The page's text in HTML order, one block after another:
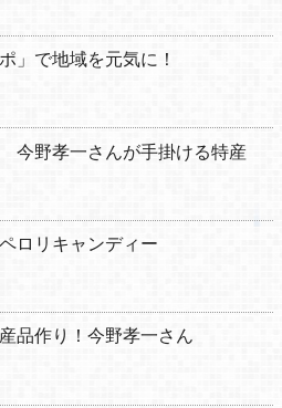
」で地域を元気に！
今野孝一さんが手掛ける特産
ロリキャンディー
品作り！今野孝一さん